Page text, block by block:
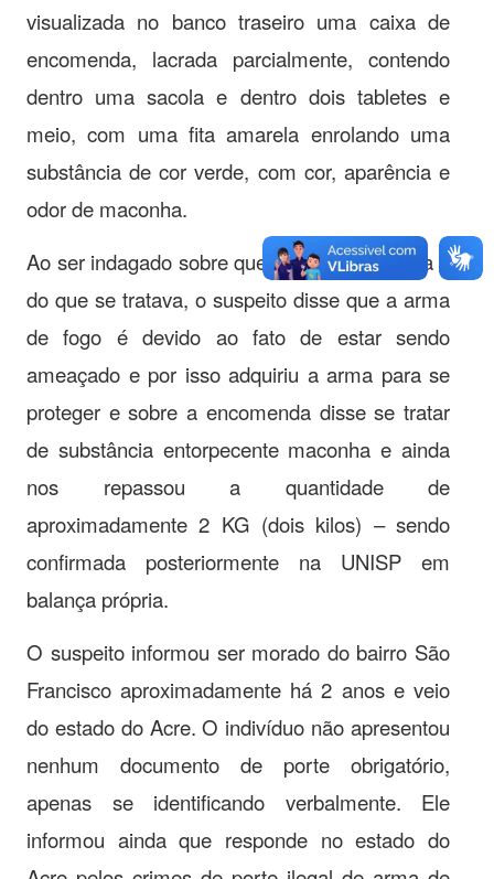
visualizada no banco traseiro uma caixa de
encomenda, lacrada parcialmente, contendo
dentro uma sacola e dentro dois tabletes e
meio, com uma fita amarela enrolando uma
substância de cor verde, com cor, aparência e
odor de maconha.
Ao ser indagado sobre que tipo e encomenda e
do que se tratava, o suspeito disse que a arma
de fogo é devido ao fato de estar sendo
ameaçado e por isso adquiriu a arma para se
proteger e sobre a encomenda disse se tratar
de substância entorpecente maconha e ainda
nos repassou a quantidade de
aproximadamente 2 KG (dois kilos) – sendo
confirmada posteriormente na UNISP em
balança própria.
O suspeito informou ser morado do bairro São
Francisco aproximadamente há 2 anos e veio
do estado do Acre. O indivíduo não apresentou
nenhum documento de porte obrigatório,
apenas se identificando verbalmente. Ele
informou ainda que responde no estado do